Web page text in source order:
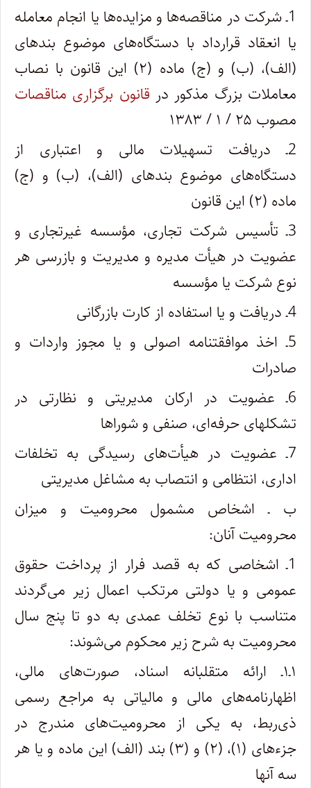
1ـ شرکت در مناقصه‌ها و مزایده‌ها یا انجام معامله
یا انعقاد قرارداد با دستگاه‌های موضوع بندهای
(الف)، (ب) و (ج) ماده (۲) این قانون با نصاب
معاملات بزرگ مذکور در قانون برگزاری مناقصات
مصوب ۲۵ / ۱ / ۱۳۸۳
2ـ دریافت تسهیلات مالی و اعتباری از
دستگاه‌های موضوع بندهای (الف)، (ب) و (ج)
ماده (۲) این قانون
3ـ تأسیس شرکت تجاری، مؤسسه غیرتجاری و
عضویت در هیأت مدیره و مدیریت و بازرسی هر
نوع شرکت یا مؤسسه
4ـ دریافت و یا استفاده از کارت بازرگانی
5ـ اخذ موافقتنامه اصولی و یا مجوز واردات و
صادرات
6ـ عضویت در ارکان مدیریتی و نظارتی در
تشکلهای حرفه‌ای، صنفی و شوراها
7ـ عضویت در هیأت‌های رسیدگی به تخلفات
اداری، انتظامی و انتصاب به مشاغل مدیریتی
ب ـ اشخاص مشمول محرومیت و میزان
محرومیت آنان:
1ـ اشخاصی که به قصد فرار از پرداخت حقوق
عمومی و یا دولتی مرتکب اعمال زیر می‌گردند
متناسب با نوع تخلف عمدی به دو تا پنج سال
محرومیت به شرح زیر محکوم می‌شوند:
۱ـ۱ـ ارائه متقلبانه اسناد، صورت‌های مالی،
اظهارنامه‌های مالی و مالیاتی به مراجع رسمی
ذی‌ربط، به یکی از محرومیت‌های مندرج در
جزءهای (۱)، (۲) و (۳) بند (الف) این ماده و یا هر
سه آنها